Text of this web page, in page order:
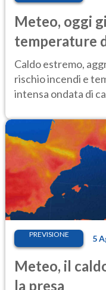
Meteo, oggi
temperature
Caldo estremo,
rischio incendi e
intensa ondata di
PREVISIONE 5
Meteo, il
la presa